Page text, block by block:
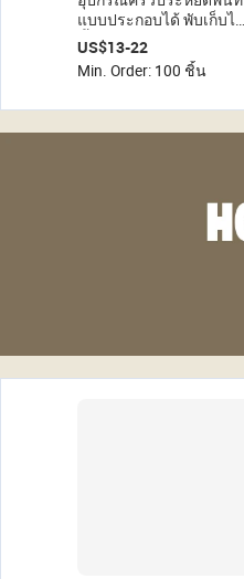
แบบประกอบได้ พับเก็บได้
ชั้นวางของในครัวแบบ
เลื่อนได้ รถเข็นจัดระเบียบ
US$13-22
Min. Order: 100 ชิ้น